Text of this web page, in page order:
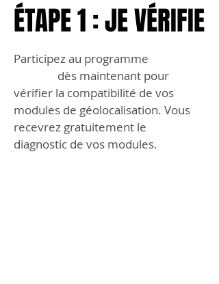
ÉTAPE 1 : JE VÉRIFIE
ÉTAPE 1 : JE VÉRIFIE
Participez au programme
dès maintenant pour
vérifier la compatibilité de vos
modules de géolocalisation. Vous
recevrez gratuitement le
diagnostic de vos modules.